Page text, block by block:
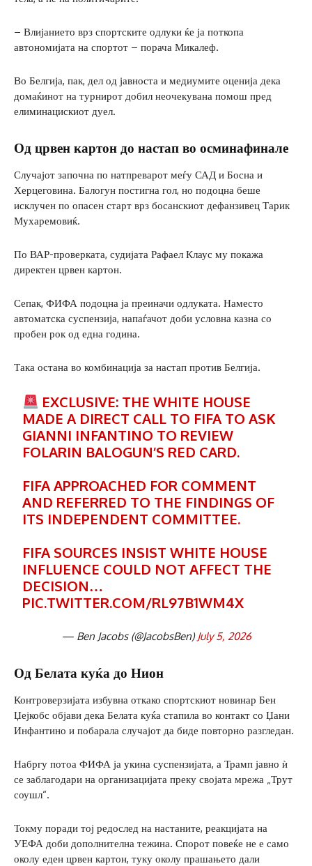
– Влијанието врз спортските одлуки ќе ја поткопа
автономијата на спортот – порача Микалеф.
Во Белгија, пак, дел од јавноста и медиумите оценија дека
домаќинот на турнирот добил неочекувана помош пред
елиминацискиот дуел.
Од црвен картон до настап во осминафинале
Случајот започна по натпреварот меѓу САД и Босна и
Херцеговина. Балогун постигна гол, но подоцна беше
исклучен по опасен старт врз босанскиот дефанзивец Тарик
Мухаремовиќ.
По ВАР-проверката, судијата Рафаел Клаус му покажа
директен црвен картон.
Сепак, ФИФА подоцна ја преиначи одлуката. Наместо
автоматска суспензија, напаѓачот доби условна казна со
пробен рок од една година.
Така остана во комбинација за настап против Белгија.
EXCLUSIVE: THE WHITE HOUSE
MADE A DIRECT CALL TO FIFA TO ASK
GIANNI INFANTINO TO REVIEW
FOLARIN BALOGUN’S RED CARD.
FIFA APPROACHED FOR COMMENT
AND REFERRED TO THE FINDINGS OF
ITS INDEPENDENT COMMITTEE.
FIFA SOURCES INSIST WHITE HOUSE
INFLUENCE COULD NOT AFFECT THE
DECISION…
PIC.TWITTER.COM/RL97B1WM4X
— Ben Jacobs (@JacobsBen) July 5, 2026
Од Белата куќа до Нион
Контроверзијата избувна откако спортскиот новинар Бен
Џејкобс објави дека Белата куќа стапила во контакт со Џани
Инфантино и побарала случајот да биде повторно разгледан.
Набргу потоа ФИФА ја укина суспензијата, а Трамп јавно ѝ
се заблагодари на организацијата преку својата мрежа „Трут
соушл“.
Токму поради тој редослед на настаните, реакцијата на
УЕФА доби дополнителна тежина. Спорот повеќе не е само
околу еден црвен картон, туку околу прашањето дали